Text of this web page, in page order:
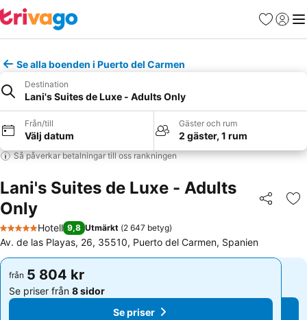
Favoriter
Logga
Se alla boenden i Puerto del Carmen
Destination
Lani's Suites de Luxe - Adults Only
Från/till
Välj datum
Gäster och rum
2 gäster, 1 rum
Så påverkar betalningar till oss rankningen
Lani's Suites de Luxe - Adults
Only
Dela
5 Stjärnor
Hotell 9,8 Utmärkt (2 647 betyg)
Av. de las Playas, 26, 35510, Puerto del Carmen, Spanien
från 5 804 kr
Se priser från 8 sidor
Se priser
från 5 804 kr
Se priser från 8 sidor
Se priser